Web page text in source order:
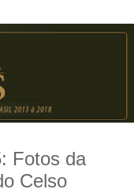
Fotos da
Celso